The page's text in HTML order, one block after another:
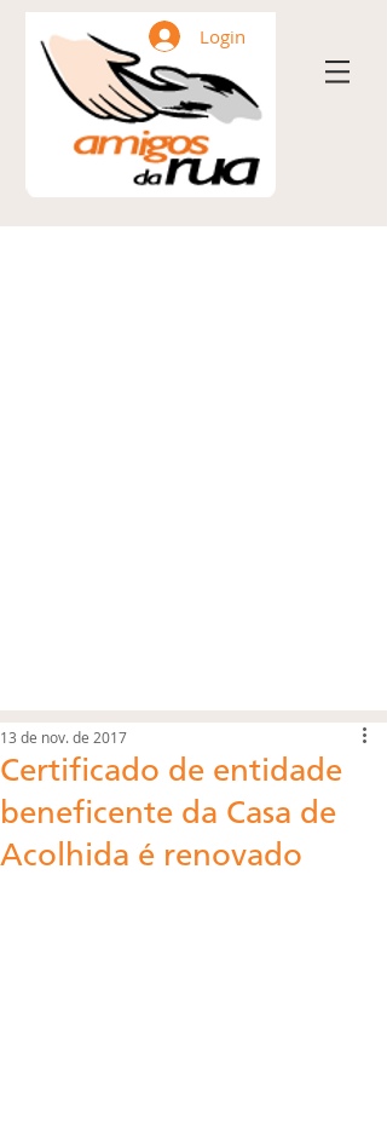
Login
Certificado de entidade
beneficente da Casa de
Acolhida é renovado
13 de nov. de 2017